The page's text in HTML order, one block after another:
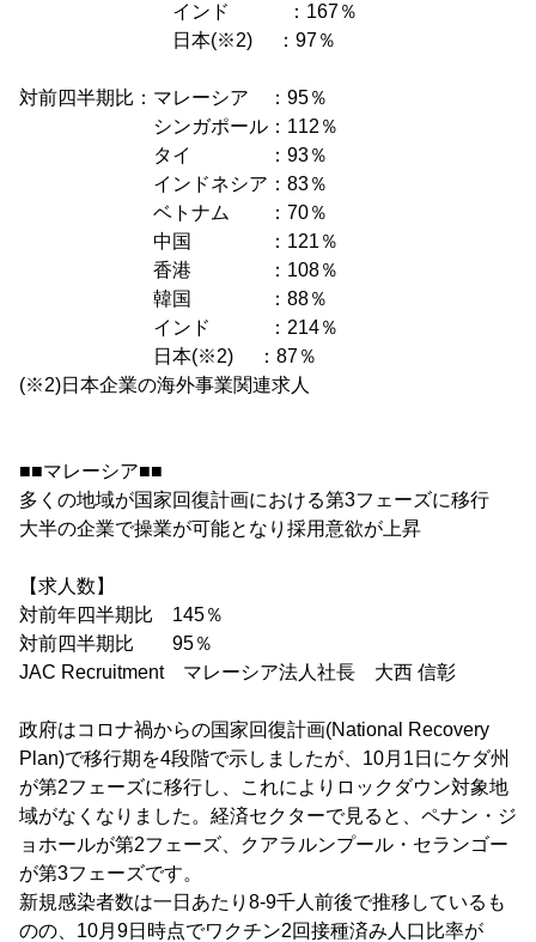
インド ：167％
日本(※2) ：97％
対前四半期比：マレーシア ：95％
シンガポール：112％
タイ ：93％
インドネシア：83％
ベトナム ：70％
中国 ：121％
香港 ：108％
韓国 ：88％
インド ：214％
日本(※2) ：87％
(※2)日本企業の海外事業関連求人
■■マレーシア■■
多くの地域が国家回復計画における第3フェーズに移行
大半の企業で操業が可能となり採用意欲が上昇
【求人数】
対前年四半期比 145％
対前四半期比 95％
JAC Recruitment マレーシア法人社長 大西 信彰
政府はコロナ禍からの国家回復計画(National Recovery
Plan)で移行期を4段階で示しましたが、10月1日にケダ州
が第2フェーズに移行し、これによりロックダウン対象地
域がなくなりました。経済セクターで見ると、ペナン・ジ
ョホールが第2フェーズ、クアラルンプール・セランゴー
が第3フェーズです。
新規感染者数は一日あたり8-9千人前後で推移しているも
のの、10月9日時点でワクチン2回接種済み人口比率が